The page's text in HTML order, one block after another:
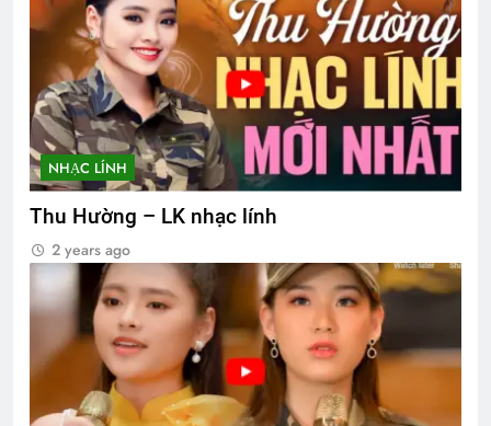
NHẠC LÍNH
Thu Hường – LK nhạc lính
2 years ago